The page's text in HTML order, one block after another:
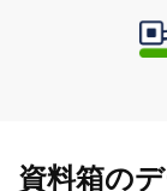
資料箱の